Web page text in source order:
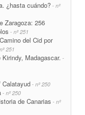
¿hasta cuándo?- nº
Zaragoza: 256
- nº 251
del Cid por
251
Madagascar. -
- nº 250
- nº 250
de Canarias - nº